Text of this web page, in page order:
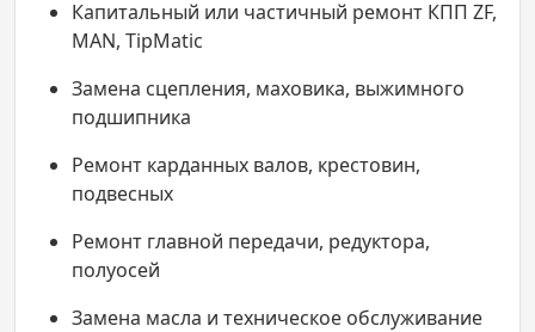
Капитальный или частичный ремонт КПП ZF,
MAN, TipMatic
Замена сцепления, маховика, выжимного
подшипника
Ремонт карданных валов, крестовин,
подвесных
Ремонт главной передачи, редуктора,
полуосей
Замена масла и техническое обслуживание